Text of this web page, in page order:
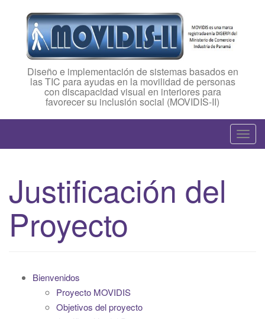
Diseño e implementación de sistemas basados en
las TIC para ayudas en la movilidad de personas
con discapacidad visual en interiores para
favorecer su inclusión social (MOVIDIS-II)
T
o
Justificación del
Proyecto
Bienvenidos
Proyecto MOVIDIS
Objetivos del proyecto